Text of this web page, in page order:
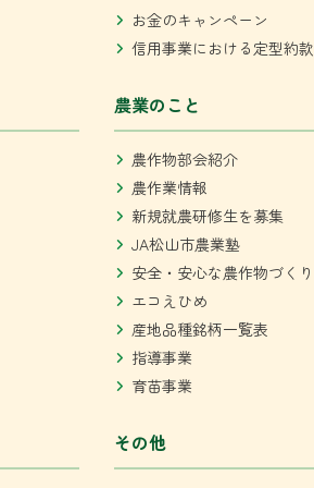
お金のキャンペーン
信用事業における定型約款
農業のこと
農作物部会紹介
農作業情報
新規就農研修生を募集
JA松山市農業塾
安全・安心な農作物づくり
エコえひめ
産地品種銘柄一覧表
指導事業
育苗事業
その他